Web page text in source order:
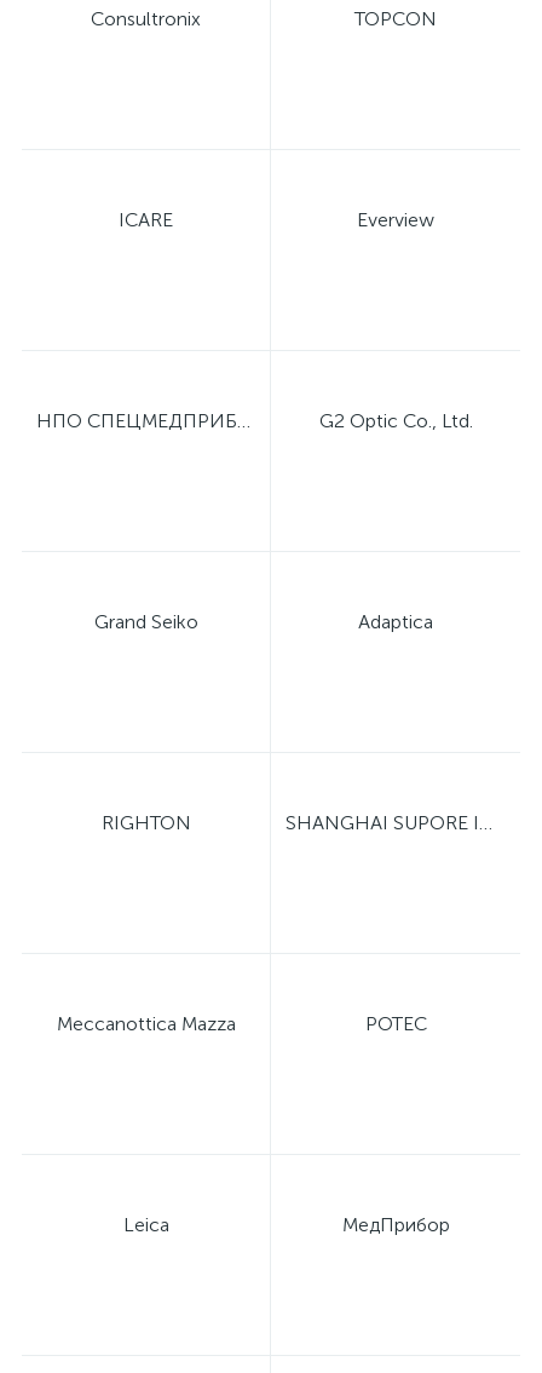
Consultronix TOPCON
ICARE Everview
НПО СПЕЦМЕДПРИБОР G2 Optic Co., Ltd.
Grand Seiko Adaptica
RIGHTON SHANGHAI SUPORE INSTRUMENTS
Meccanottica Mazza POTEC
Leica МедПрибор